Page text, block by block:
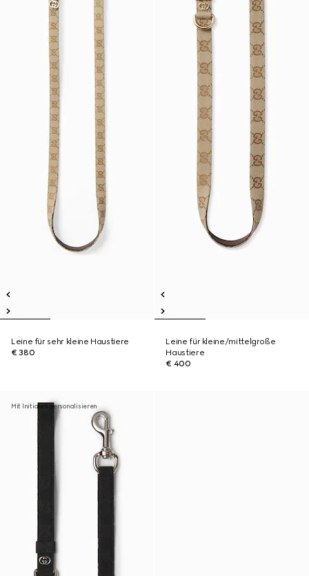
Leine für sehr kleine Haustiere
€ 380
Leine für kleine/mittelgroße
Haustiere
€ 400
Mit Initialen personalisieren